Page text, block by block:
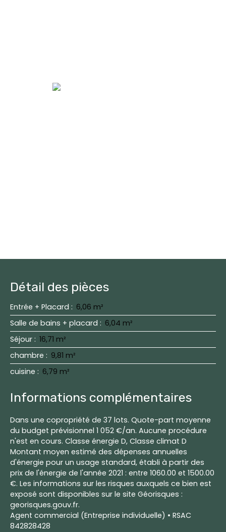
Détail des pièces
Entrée + Placard : 6,06 m²
Salle de bains + placard : 6,04 m²
Séjour : 16,71 m²
chambre : 9,81 m²
cuisine : 6,79 m²
Informations complémentaires
Dans une copropriété de 37 lots. Quote-part moyenne
du budget prévisionnel 1 052 €/an. Aucune procédure
n'est en cours. Classe énergie D, Classe climat D
Montant moyen estimé des dépenses annuelles
d'énergie pour un usage standard, établi à partir des
prix de l'énergie de l'année 2021 : entre 1060.00 et 1500.00
€. Les informations sur les risques auxquels ce bien est
exposé sont disponibles sur le site Géorisques :
georisques.gouv.fr.
Agent commercial (Entreprise individuelle) • RSAC
842828428